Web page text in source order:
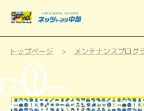
トップページ メンテナンスプログ